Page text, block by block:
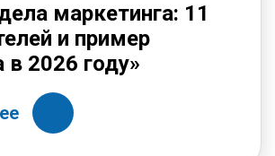
маркетинга: 11
и пример
в 2026 году»